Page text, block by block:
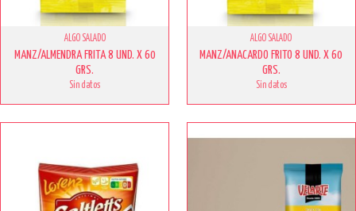
ALGO SALADO
MANZ/ALMENDRA FRITA 8 UND. X 60
GRS.
Sin datos
ALGO SALADO
MANZ/ANACARDO FRITO 8 UND. X 60
GRS.
Sin datos